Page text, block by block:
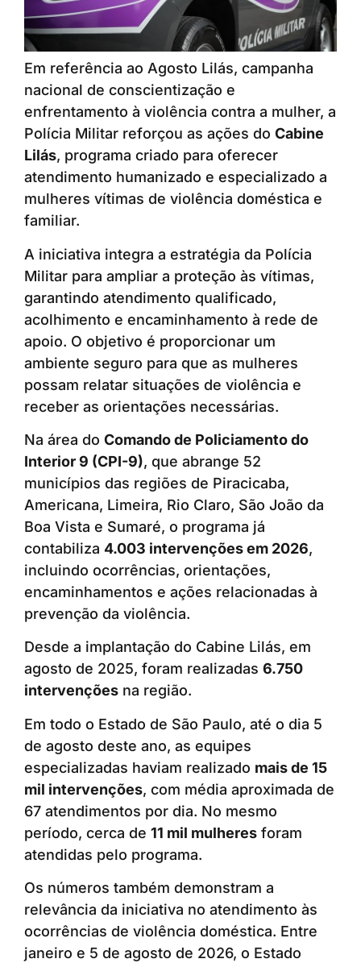
Em referência ao Agosto Lilás, campanha
nacional de conscientização e
enfrentamento à violência contra a mulher, a
Polícia Militar reforçou as ações do Cabine
Lilás, programa criado para oferecer
atendimento humanizado e especializado a
mulheres vítimas de violência doméstica e
familiar.
A iniciativa integra a estratégia da Polícia
Militar para ampliar a proteção às vítimas,
garantindo atendimento qualificado,
acolhimento e encaminhamento à rede de
apoio. O objetivo é proporcionar um
ambiente seguro para que as mulheres
possam relatar situações de violência e
receber as orientações necessárias.
Na área do Comando de Policiamento do
Interior 9 (CPI-9), que abrange 52
municípios das regiões de Piracicaba,
Americana, Limeira, Rio Claro, São João da
Boa Vista e Sumaré, o programa já
contabiliza 4.003 intervenções em 2026,
incluindo ocorrências, orientações,
encaminhamentos e ações relacionadas à
prevenção da violência.
Desde a implantação do Cabine Lilás, em
agosto de 2025, foram realizadas 6.750
intervenções na região.
Em todo o Estado de São Paulo, até o dia 5
de agosto deste ano, as equipes
especializadas haviam realizado mais de 15
mil intervenções, com média aproximada de
67 atendimentos por dia. No mesmo
período, cerca de 11 mil mulheres foram
atendidas pelo programa.
Os números também demonstram a
relevância da iniciativa no atendimento às
ocorrências de violência doméstica. Entre
janeiro e 5 de agosto de 2026, o Estado